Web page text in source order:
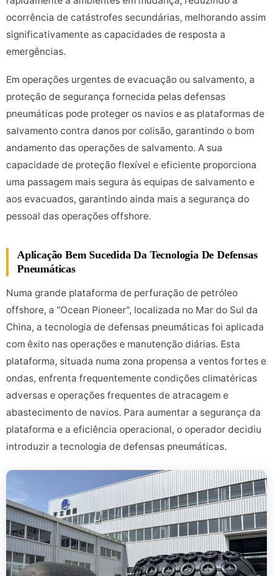
ocorrência de catástrofes secundárias, melhorando assim
significativamente as capacidades de resposta a
emergências.
Em operações urgentes de evacuação ou salvamento, a
proteção de segurança fornecida pelas defensas
pneumáticas pode proteger os navios e as plataformas de
salvamento contra danos por colisão, garantindo o bom
andamento das operações de salvamento. A sua
capacidade de proteção flexível e eficiente proporciona
uma passagem mais segura às equipas de salvamento e
aos evacuados, garantindo ainda mais a segurança do
pessoal das operações offshore.
Aplicação Bem Sucedida Da Tecnologia De Defensas
Pneumáticas
Numa grande plataforma de perfuração de petróleo
offshore, a "Ocean Pioneer", localizada no Mar do Sul da
China, a tecnologia de defensas pneumáticas foi aplicada
com êxito nas operações e manutenção diárias. Esta
plataforma, situada numa zona propensa a ventos fortes e
ondas, enfrenta frequentemente condições climatéricas
adversas e operações frequentes de atracagem e
abastecimento de navios. Para aumentar a segurança da
plataforma e a eficiência operacional, o operador decidiu
introduzir a tecnologia de defensas pneumáticas.